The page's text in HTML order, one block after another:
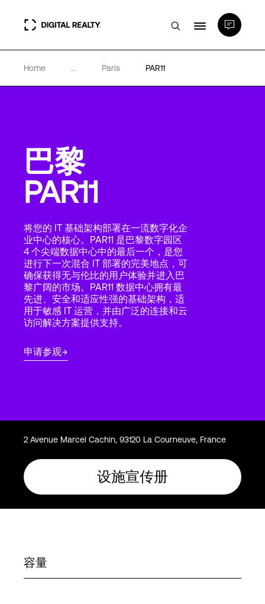
数据中心
合作伙伴
专业知识和资源
关于
Language
登录
Home ... Paris PAR11
巴黎
PAR11
将您的 IT 基础架构部署在一流数字化企
业中心的核心。PAR11 是巴黎数字园区
4 个尖端数据中心中的最后一个，是您
进行下一次混合 IT 部署的完美地点，可
确保获得无与伦比的用户体验并进入巴
黎广阔的市场。PAR11 数据中心拥有最
先进、安全和适应性强的基础架构，适
用于敏感 IT 运营，并由广泛的连接和云
访问解决方案提供支持。
申请参观
2 Avenue Marcel Cachin, 93120 La Courneuve, France
设施宣传册
容量